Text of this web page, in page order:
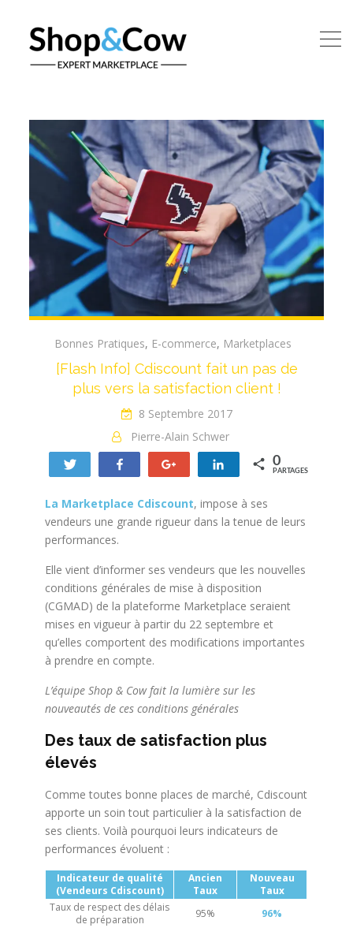
Bonnes Pratiques, E-commerce, Marketplaces
[Flash Info] Cdiscount fait un pas de
plus vers la satisfaction client !
8 Septembre 2017
Pierre-Alain Schwer
Tweetez Partagez Partagez0
PARTAGES
La Marketplace Cdiscount, impose à ses
vendeurs une grande rigueur dans la tenue de leurs
performances.
Elle vient d’informer ses vendeurs que les nouvelles
conditions générales de mise à disposition
(CGMAD) de la plateforme Marketplace seraient
mises en vigueur à partir du 22 septembre et
qu’elles comportent des modifications importantes
à prendre en compte.
L’équipe Shop & Cow fait la lumière sur les
nouveautés de ces conditions générales
Des taux de satisfaction plus
élevés
Comme toutes bonne places de marché, Cdiscount
apporte un soin tout particulier à la satisfaction de
ses clients. Voilà pourquoi leurs indicateurs de
performances évoluent :
Indicateur de qualité
(Vendeurs Cdiscount)
Ancien
Taux
Nouveau
Taux
Taux de respect des délais
de préparation
95%
96%